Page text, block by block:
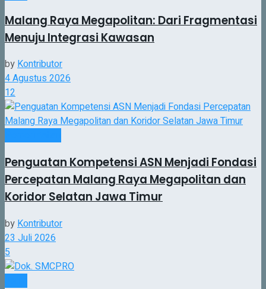
Malang Raya Megapolitan: Dari Fragmentasi
Menuju Integrasi Kawasan
byKontributor
4 Agustus 2026
12
Penguatan Kompetensi ASN Menjadi Fondasi
Percepatan Malang Raya Megapolitan dan
Koridor Selatan Jawa Timur
byKontributor
23 Juli 2026
5